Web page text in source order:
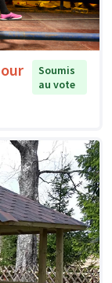
Soumis
au vote